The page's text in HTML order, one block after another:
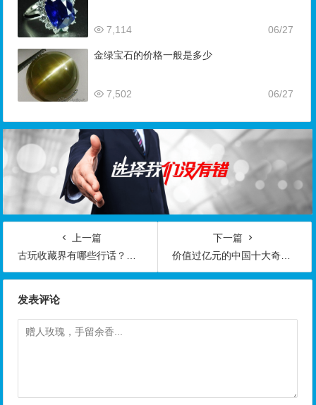
06/27
7,114
金绿宝石的价格一般是多少
06/27
7,502
上一篇
古玩收藏界有哪些行话？古玩行的不成文规矩
下一篇
价值过亿元的中国十大奇石 你看图片值不值？
发表评论